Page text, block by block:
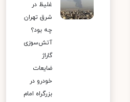
غلیظ در
شرق تهران
چه بود؟
آتش‌سوزی
گاراژ
ضایعات
خودرو در
بزرگراه امام